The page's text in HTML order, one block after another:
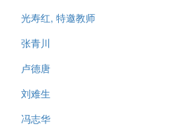
光寿红, 特邀教师
张青川
卢德唐
刘难生
冯志华